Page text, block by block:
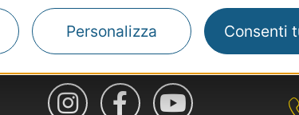
Personalizza Consenti